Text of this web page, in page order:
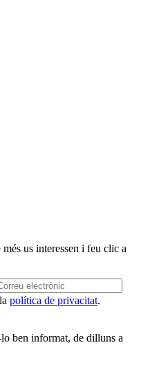
us interessen i feu clic a
política de privacitat.
ben informat, de dilluns a